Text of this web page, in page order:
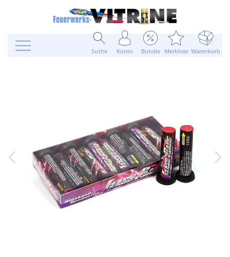
Suche Konto Bundle Merkliste Warenkorb